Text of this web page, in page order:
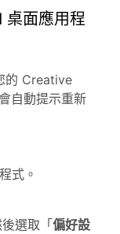
面應用程
的 Creative
自動提示重新
式。
選取「偏好設